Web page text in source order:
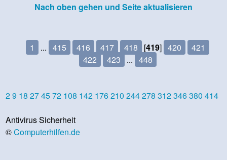
Nach oben gehen und Seite aktualisieren
1 ... 415 416 417 418 [419] 420
421
422
423 ... 448
29 18 274572 108 142 176210 244278 312346380 414
Antivirus Sicherheit
©Computerhilfen.de